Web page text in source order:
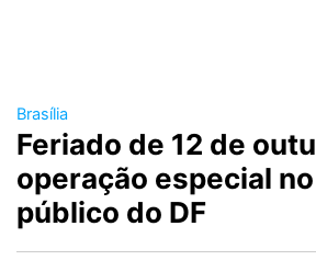
Brasília
Feriado de 12 de
operação especial
público do DF